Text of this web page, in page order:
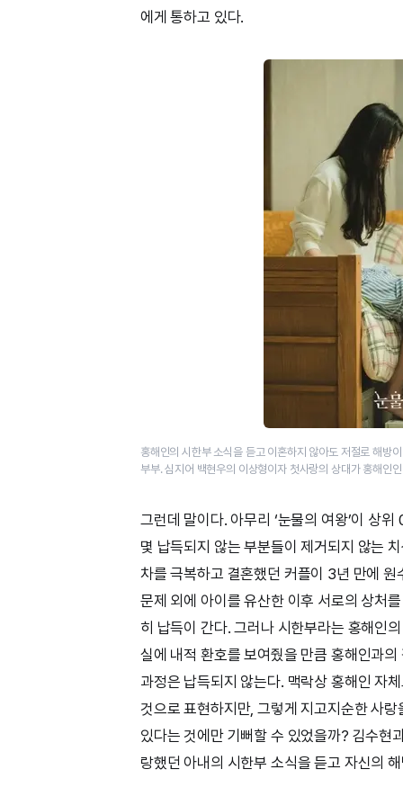
에게 통하고 있다.
홍해인의 시한부 소식을 듣고 이혼하지 않아도 저절로 해방
부부. 심지어 백현우의 이상형이자 첫사랑의 상대가 홍해인
그런데 말이다. 아무리 ‘눈물의 여왕’이 상
몇 납득되지 않는 부분들이 제거되지 않는
차를 극복하고 결혼했던 커플이 3년 만에
문제 외에 아이를 유산한 이후 서로의 상처
히 납득이 간다. 그러나 시한부라는 홍해인
실에 내적 환호를 보여줬을 만큼 홍해인과
과정은 납득되지 않는다. 맥락상 홍해인 자
것으로 표현하지만, 그렇게 지고지순한 사
있다는 것에만 기뻐할 수 있었을까? 김수현
랑했던 아내의 시한부 소식을 듣고 자신의